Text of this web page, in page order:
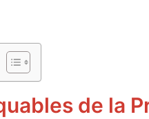
de la